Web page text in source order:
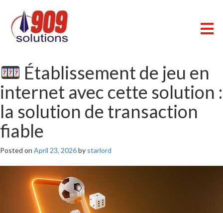
content
Établissement de jeu en
internet avec cette solution :
la solution de transaction
fiable
Posted on April 23, 2026by starlord